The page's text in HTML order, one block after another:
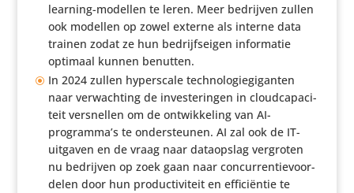
learning-modellen te leren. Meer bedrijven zullen
ook modellen op zowel externe als interne data
trainen zodat ze hun bedrijfs­eigen infor­matie
optimaal kunnen benutten.
In 2024 zullen hypers­cale tech­no­lo­gie­gi­ganten
naar verwach­ting de inves­te­ringen in cloud­ca­pa­ci­
teit versnellen om de ontwik­ke­ling van AI-
programma’s te onder­steunen. AI zal ook de IT-
uitgaven en de vraag naar data­op­slag vergroten
nu bedrijven op zoek gaan naar concur­ren­tie­voor­
delen door hun produc­ti­vi­teit en effi­ci­ëntie te